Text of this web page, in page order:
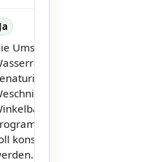
Ja
Umsetzung der
mit
an
Lauter und
ist im
verankert und
konsequent fortgeführt